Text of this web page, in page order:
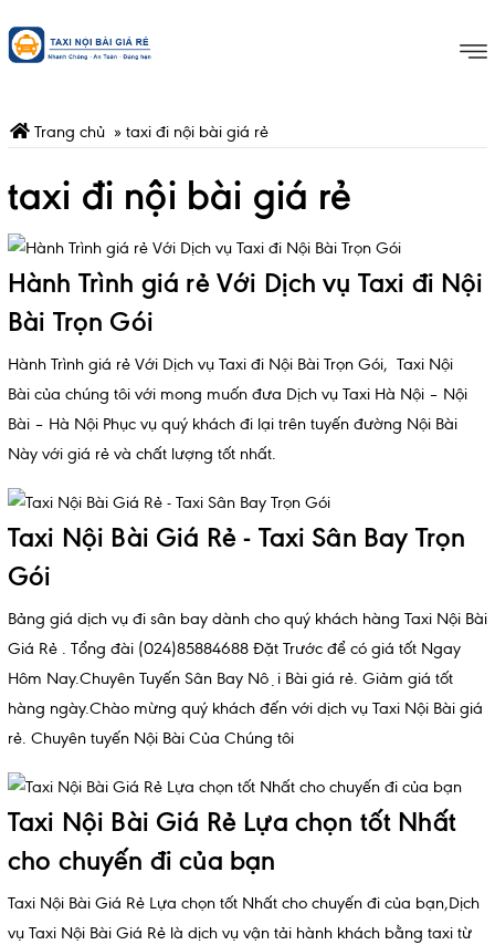
Trang chủ » taxi đi nội bài giá rẻ
taxi đi nội bài giá rẻ
Hành Trình giá rẻ Với Dịch vụ Taxi đi Nội
Bài Trọn Gói
Hành Trình giá rẻ Với Dịch vụ Taxi đi Nội Bài Trọn Gói, Taxi Nội
Bài của chúng tôi với mong muốn đưa Dịch vụ Taxi Hà Nội – Nội
Bài – Hà Nội Phục vụ quý khách đi lại trên tuyến đường Nội Bài
Này với giá rẻ và chất lượng tốt nhất.
Taxi Nội Bài Giá Rẻ - Taxi Sân Bay Trọn
Gói
Bảng giá dịch vụ đi sân bay dành cho quý khách hàng Taxi Nội Bài
Giá Rẻ . Tổng đài (024)85884688 Đặt Trước để có giá tốt Ngay
Hôm Nay.Chuyên Tuyến Sân Bay Nội Bài giá rẻ. Giảm giá tốt
hàng ngày.Chào mừng quý khách đến với dịch vụ Taxi Nội Bài giá
rẻ. Chuyên tuyến Nội Bài Của Chúng tôi
Taxi Nội Bài Giá Rẻ Lựa chọn tốt Nhất
cho chuyến đi của bạn
Taxi Nội Bài Giá Rẻ Lựa chọn tốt Nhất cho chuyến đi của bạn,Dịch
vụ Taxi Nội Bài Giá Rẻ là dịch vụ vận tải hành khách bằng taxi từ